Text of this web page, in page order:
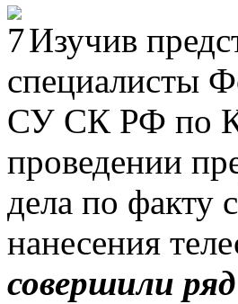
Изучив
специалисты
СУ СК РФ по
проведении
дела по
нанесения
совершили